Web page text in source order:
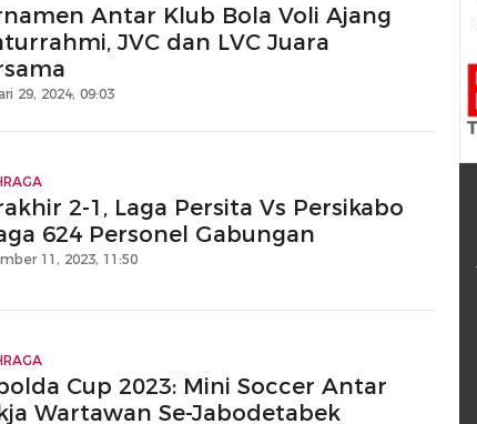
Antar Klub Bola Voli Ajang
JVC dan LVC Juara
29, 2024, 09:03
2-1, Laga Persita Vs Persikabo
624 Personel Gabungan
11, 2023, 11:50
Cup 2023: Mini Soccer Antar
Wartawan Se-Jabodetabek